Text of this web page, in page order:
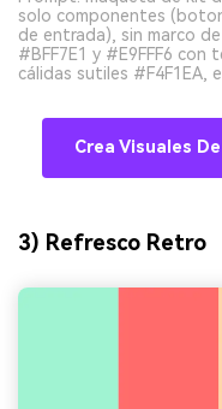
solo componentes
de entrada), sin marco
#BFF7E1 y #E9FFF6 con
cálidas sutiles #F4F1EA,
Crea Visuales
3) Refresco Retro